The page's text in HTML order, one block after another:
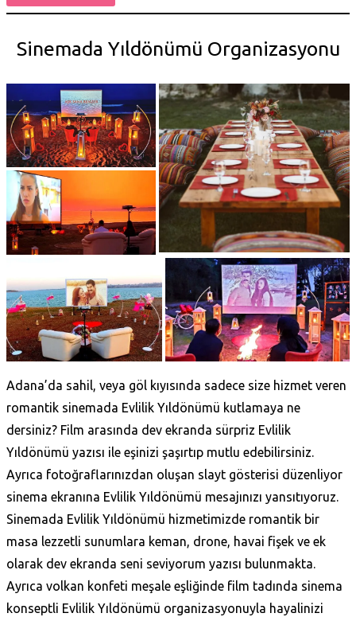
Sinemada Yıldönümü Organizasyonu
Adana’da sahil, veya göl kıyısında sadece size hizmet veren
romantik sinemada Evlilik Yıldönümü kutlamaya ne
dersiniz? Film arasında dev ekranda sürpriz Evlilik
Yıldönümü yazısı ile eşinizi şaşırtıp mutlu edebilirsiniz.
Ayrıca fotoğraflarınızdan oluşan slayt gösterisi düzenliyor
sinema ekranına Evlilik Yıldönümü mesajınızı yansıtıyoruz.
Sinemada Evlilik Yıldönümü hizmetimizde romantik bir
masa lezzetli sunumlara keman, drone, havai fişek ve ek
olarak dev ekranda seni seviyorum yazısı bulunmakta.
Ayrıca volkan konfeti meşale eşliğinde film tadında sinema
konseptli Evlilik Yıldönümü organizasyonuyla hayalinizi